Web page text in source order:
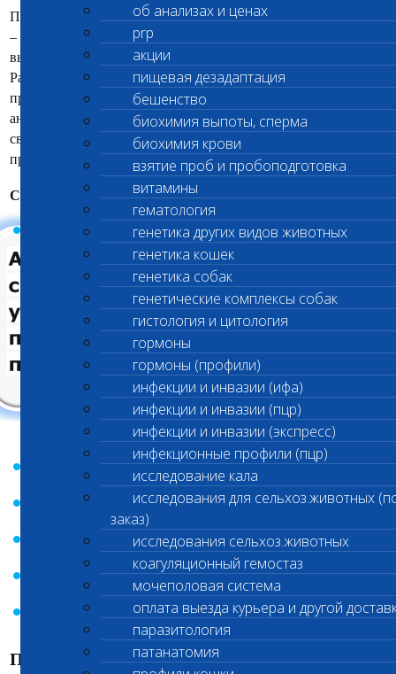
об анализах и ценах
prp
акции
пищевая дезадаптация
бешенство
биохимия выпоты, сперма
биохимия крови
взятие проб и пробоподготовка
витамины
гематология
генетика других видов животных
генетика кошек
генетика собак
генетические комплексы собак
гистология и цитология
гормоны
гормоны (профили)
инфекции и инвазии (ифа)
инфекции и инвазии (пцр)
инфекции и инвазии (экспресс)
инфекционные профили (пцр)
исследование кала
исследования для сельхоз.животных
заказ)
исследования сельхоз.животных
коагуляционный гемостаз
мочеполовая система
оплата выезда курьера и другой
паразитология
патанатомия
Парвовирусный энтерит у собак (ПВ/CPV Canine parvovirus)
– смертельное, широко распространенное заболевание,
вызываемое ДНК содержащим вирусом из семейства
Parvoviridae. Большинство случаев парвовирусного энтерита
приходится на щенков, у которых уровень материнских
антител уже упал ниже защитной границы. Без
своевременной диагностики и лечения инфекция может
привести к гибели животного.
Содержание статьи:
Пути заражения
Клинические симптомы
Патогенез
Диагностика
Профилактика
Пути заражения парвовирусным энтеритом у